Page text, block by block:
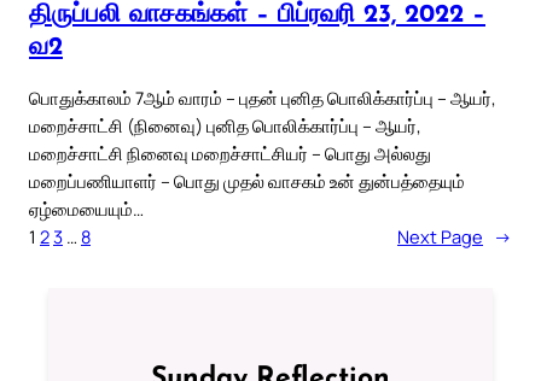
திருப்பலி வாசகங்கள் – பிப்ரவரி 23, 2022 –
வ2
பொதுக்காலம் 7ஆம் வாரம் – புதன் புனித பொலிக்கார்ப்பு – ஆயர்,
மறைச்சாட்சி (நினைவு) புனித பொலிக்கார்ப்பு – ஆயர்,
மறைச்சாட்சி நினைவு மறைச்சாட்சியர் – பொது அல்லது
மறைப்பணியாளர் – பொது முதல் வாசகம் உன் துன்பத்தையும்
ஏழ்மையையும்…
1 23 … 8 Next Page →